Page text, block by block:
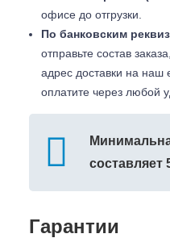
офисе до отгрузки.
По банковским
отправьте состав
адрес доставки на наш
оплатите через любой
составляет
Гарантии